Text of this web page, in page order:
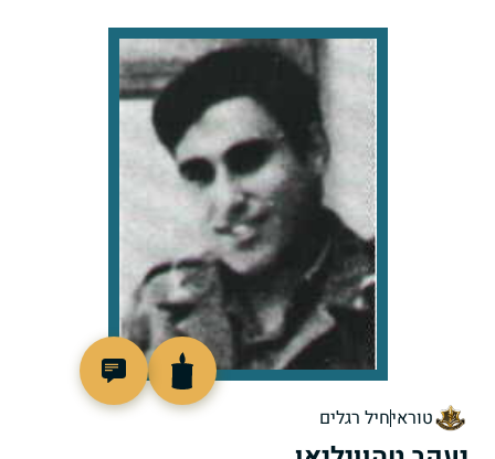
טוראיחיל רגלים